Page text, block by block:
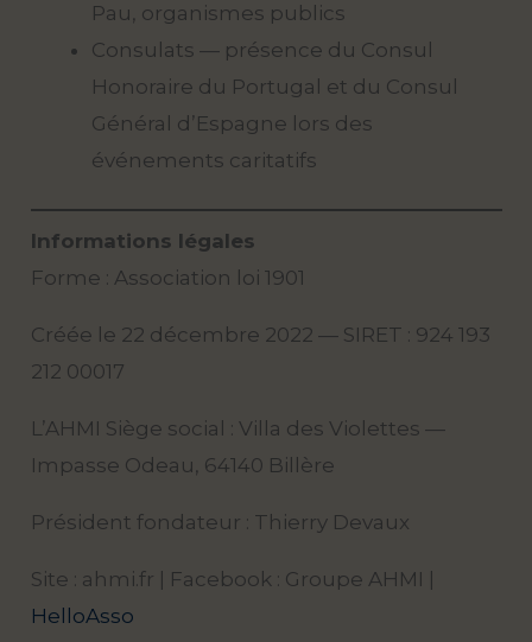
Pau, organismes publics
Consulats — présence du Consul
Honoraire du Portugal et du Consul
Général d’Espagne lors des
événements caritatifs
Informations légales
Forme : Association loi 1901
Créée le 22 décembre 2022 — SIRET : 924 193
212 00017
L’AHMI Siège social : Villa des Violettes —
Impasse Odeau, 64140 Billère
Président fondateur : Thierry Devaux
Site : ahmi.fr | Facebook : Groupe AHMI |
HelloAsso